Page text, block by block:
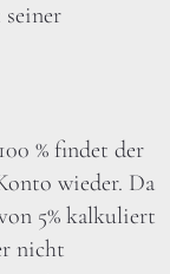
% findet der
wieder. Da
5% kalkuliert
nicht